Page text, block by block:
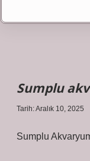
Sumplu
Tarih: Aralık 10, 2025
Sumplu